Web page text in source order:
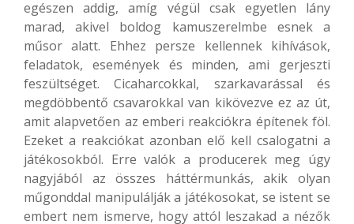
egészen addig, amíg végül csak egyetlen lány
marad, akivel boldog kamuszerelmbe esnek a
műsor alatt. Ehhez persze kellennek kihívások,
feladatok, események és minden, ami gerjeszti
feszültséget. Cicaharcokkal, szarkavarással és
megdöbbentő csavarokkal van kikövezve ez az út,
amit alapvetően az emberi reakciókra építenek föl.
Ezeket a reakciókat azonban elő kell csalogatni a
játékosokból. Erre valók a producerek meg úgy
nagyjából az összes háttérmunkás, akik olyan
műgonddal manipulálják a játékosokat, se istent se
embert nem ismerve, hogy attól leszakad a nézők